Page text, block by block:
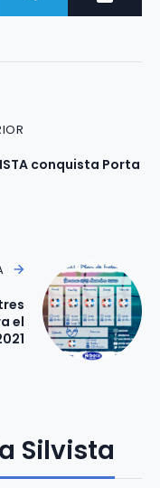
conquista Porta
el
Silvista